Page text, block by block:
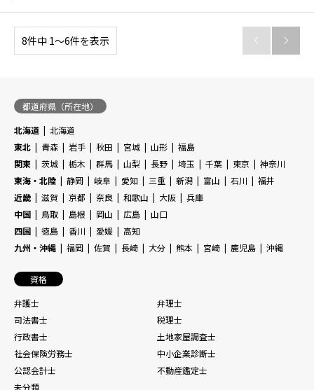
8件中 1〜6件を表示  
都道府県（所在地）
北海道
北海道
東北
青森 岩手 秋田 宮城 山形
福島
関東
茨城 栃木 群馬 山梨 長野 埼玉 千葉 東京
神奈川
東海・北陸
静岡 岐阜 愛知 三重 新潟 富山 石川
福井
近畿
滋賀 京都 奈良 和歌山 大阪
兵庫
中国
鳥取 島根 岡山 広島
山口
四国
徳島 香川 愛媛
高知
九州・沖縄
福岡 佐賀 長崎 大分 熊本 宮崎 鹿児島 沖縄
資格
弁護士
弁理士
司法書士
税理士
行政書士
土地家屋調査士
社会保険労務士
中小企業診断士
公認会計士
不動産鑑定士
未分類